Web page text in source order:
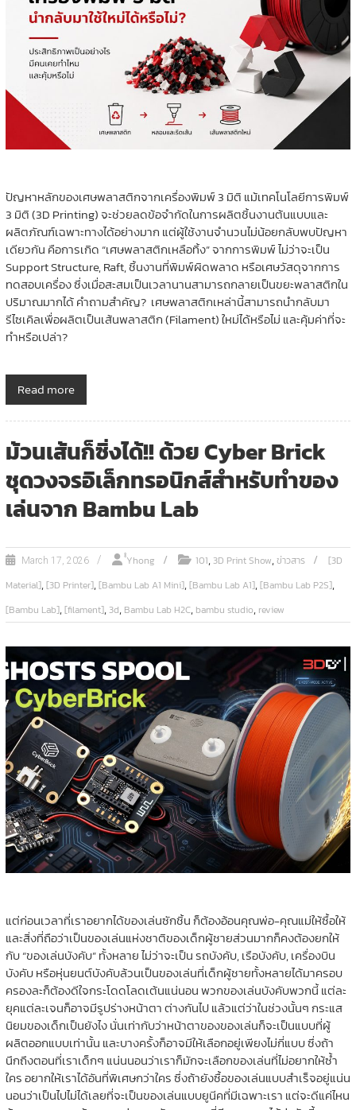
ปัญหาหลักของเศษพลาสติกจากเครื่องพิมพ์ 3 มิติ แม้เทคโนโลยีการพิมพ์
3 มิติ (3D Printing) จะช่วยลดข้อจำกัดในการผลิตชิ้นงานต้นแบบและ
ผลิตภัณฑ์เฉพาะทางได้อย่างมาก แต่ผู้ใช้งานจำนวนไม่น้อยกลับพบปัญหา
เดียวกัน คือการเกิด “เศษพลาสติกเหลือทิ้ง” จากการพิมพ์ ไม่ว่าจะเป็น
Support Structure, Raft, ชิ้นงานที่พิมพ์ผิดพลาด หรือเศษวัสดุจากการ
ทดสอบเครื่อง ซึ่งเมื่อสะสมเป็นเวลานานสามารถกลายเป็นขยะพลาสติกใน
ปริมาณมากได้ คำถามสำคัญ? เศษพลาสติกเหล่านี้สามารถนำกลับมา
รีไซเคิลเพื่อผลิตเป็นเส้นพลาสติก (Filament) ใหม่ได้หรือไม่ และคุ้มค่าที่จะ
ทำหรือเปล่า?
Read more
ม้วนเส้นก็ซิ่งได้!! ด้วย Cyber Brick
ชุดวงจรอิเล็กทรอนิกส์สำหรับทำของ
เล่นจาก Bambu Lab
March 17, 2026 ํํYhong 101,3D Print Show,ข่าวสาร
[3D
Material],[3D Printer],[Bambu Lab A1 Mini],[Bambu Lab A1],[Bambu Lab P2S],
[Bambu Lab],[filament],3d, Bambu Lab H2C, bambu studio, review
แต่ก่อนเวลาที่เราอยากได้ของเล่นซักชิ้น ก็ต้องอ้อนคุณพ่อ-คุณแม่ให้ซื้อให้
และสิ่งที่ถือว่าเป็นของเล่นแห่งชาติของเด็กผู้ชายส่วนมากก็คงต้องยกให้
กับ “ของเล่นบังคับ” ทั้งหลาย ไม่ว่าจะเป็น รถบังคับ, เรือบังคับ, เครื่องบิน
บังคับ หรือหุ่นยนต์บังคับล้วนเป็นของเล่นที่เด็กผู้ชายทั้งหลายได้มาครอบ
ครองละก็ต้องดีใจกระโดดโลดเต้นแน่นอน พวกของเล่นบังคับพวกนี้ แต่ละ
ยุคแต่ละเจนก็อาจมีรูปร่างหน้าตา ต่างกันไป แล้วแต่ว่าในช่วงนั้นๆ กระแส
นิยมของเด็กเป็นยังไง นั่นเท่ากับว่าหน้าตาของของเล่นก็จะเป็นแบบที่ผู้
ผลิตออกแบบเท่านั้น และบางครั้งก็อาจมีให้เลือกอยู่เพียงไม่กี่แบบ ซึ่งถ้า
นึกถึงตอนที่เราเด็กๆ แน่นนอนว่าเราก็มักจะเลือกของเล่นที่ไม่อยากให้ซ้ำ
ใคร อยากให้เราได้อันที่พิเศษกว่าใคร ซึ่งถ้ายังซื้อของเล่นแบบสำเร็จอยู่แน่น
นอนว่าเป็นไปไม่ได้เลยที่จะเป็นของเล่นแบบยูนีคที่มีเฉพาะเรา แต่จะดีแค่ไหน